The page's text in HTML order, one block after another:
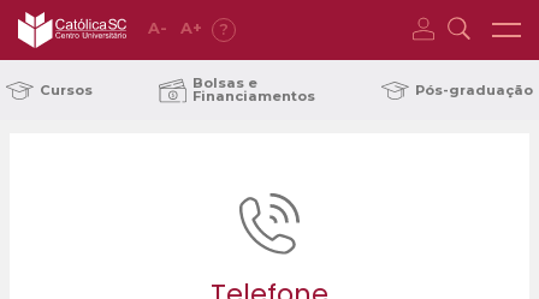
A- A+ ?
Cursos Bolsas e
Financiamentos Pós-graduação